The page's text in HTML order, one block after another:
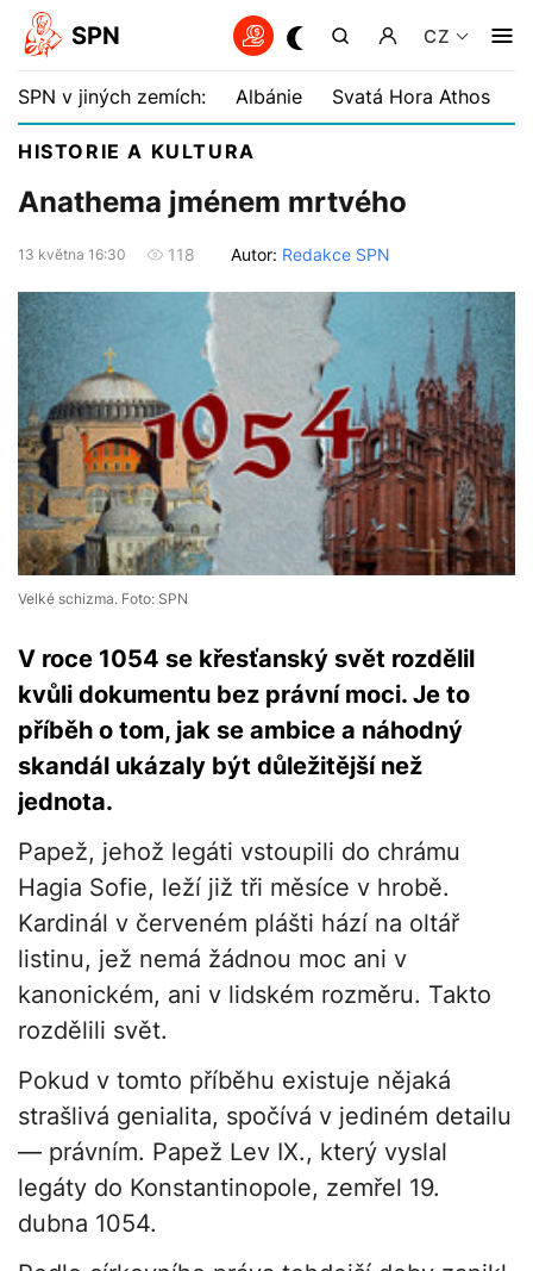
SPN CZ
SPN v jiných zemích: Albánie Svatá Hora Athos
HISTORIE A KULTURA
Anathema jménem mrtvého
13 května 16:30 118 Autor: Redakce SPN
Velké schizma. Foto: SPN
V roce 1054 se křesťanský svět rozdělil
kvůli dokumentu bez právní moci. Je to
příběh o tom, jak se ambice a náhodný
skandál ukázaly být důležitější než
jednota.
Papež, jehož legáti vstoupili do chrámu
Hagia Sofie, leží již tři měsíce v hrobě.
Kardinál v červeném plášti hází na oltář
listinu, jež nemá žádnou moc ani v
kanonickém, ani v lidském rozměru. Takto
rozdělili svět.
Pokud v tomto příběhu existuje nějaká
strašlivá genialita, spočívá v jediném detailu
— právním. Papež Lev IX., který vyslal
legáty do Konstantinopole, zemřel 19.
dubna 1054.